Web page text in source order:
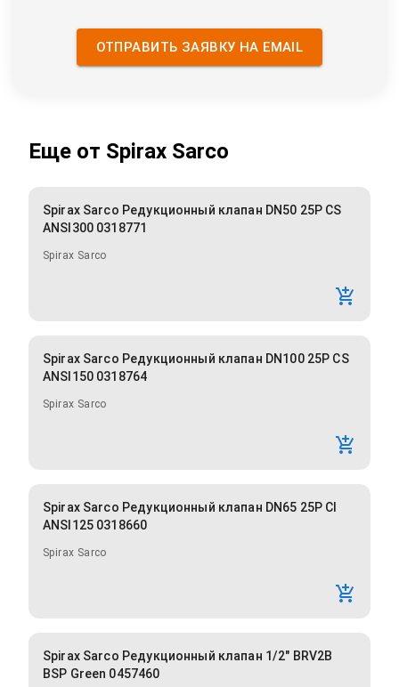
ОТПРАВИТЬ ЗАЯВКУ НА EMAIL
Еще от Spirax Sarco
Spirax Sarco Редукционный клапан DN50 25P CS
ANSI300 0318771
Spirax Sarco
Spirax Sarco Редукционный клапан DN100 25P CS
ANSI150 0318764
Spirax Sarco
Spirax Sarco Редукционный клапан DN65 25P CI
ANSI125 0318660
Spirax Sarco
Spirax Sarco Редукционный клапан 1/2" BRV2B
BSP Green 0457460